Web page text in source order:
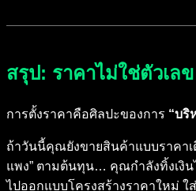
สรุป: ราคาไม่ใช่ตัวเล
การตั้งราคาคือศิลปะของการ “บริ
ถ้าวันนี้คุณยังขายสินค้าแบบราคาเ
แพง” ตามต้นทุน… คุณกำลังทิ้งเงิ
ไปออกแบบโครงสร้างราคาใหม่ ใส่